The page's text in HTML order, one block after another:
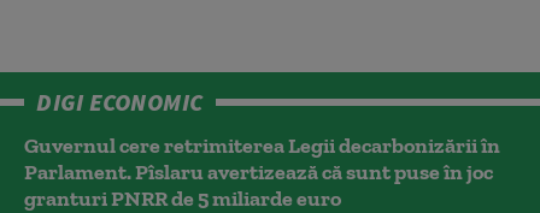
DIGI ECONOMIC
Guvernul cere retrimiterea Legii decarbonizării în
Parlament. Pîslaru avertizează că sunt puse în joc
granturi PNRR de 5 miliarde euro